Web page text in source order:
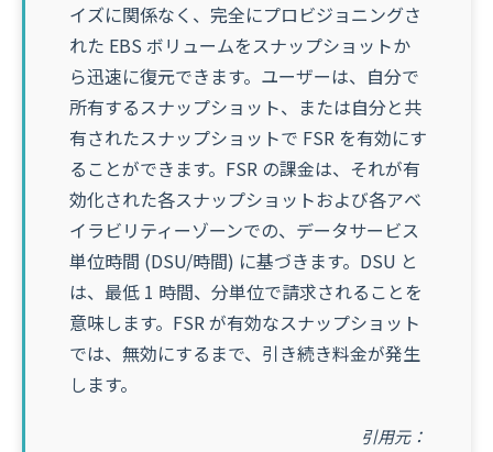
イズに関係なく、完全にプロビジョニングさ
れた EBS ボリュームをスナップショットか
ら迅速に復元できます。ユーザーは、自分で
所有するスナップショット、または自分と共
有されたスナップショットで FSR を有効にす
ることができます。FSR の課金は、それが有
効化された各スナップショットおよび各アベ
イラビリティーゾーンでの、データサービス
単位時間 (DSU/時間) に基づきます。DSU と
は、最低 1 時間、分単位で請求されることを
意味します。FSR が有効なスナップショット
では、無効にするまで、引き続き料金が発生
します。
引用元：